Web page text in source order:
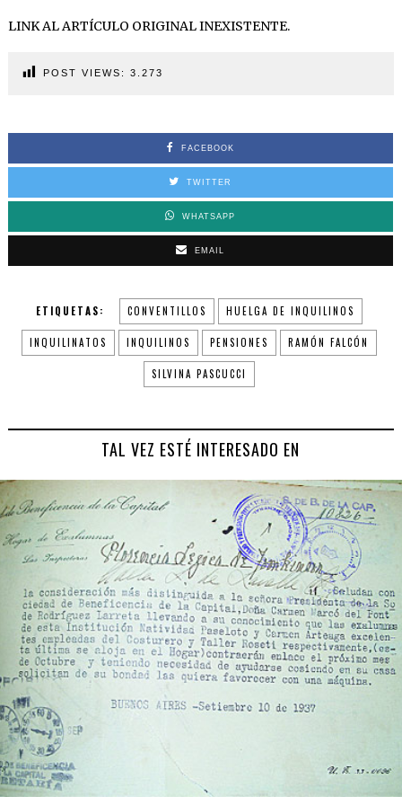
LINK AL ARTÍCULO ORIGINAL INEXISTENTE.
POST VIEWS: 3.273
FACEBOOK
TWITTER
WHATSAPP
EMAIL
ETIQUETAS: CONVENTILLOS HUELGA DE INQUILINOS
INQUILINATOS INQUILINOS PENSIONES RAMÓN FALCÓN
SILVINA PASCUCCI
TAL VEZ ESTÉ INTERESADO EN